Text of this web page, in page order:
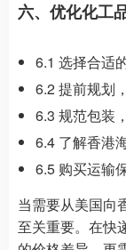
六、优化化工
6.1 选择合适
6.2 提前规划
6.3 规范包装
6.4 了解香港
6.5 购买运输
当需要从美国向
至关重要。在快